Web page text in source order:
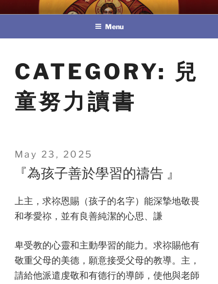
to
教區婚姻與家庭牧民委員會
Menu
CATEGORY: 兒
童努力讀書
Posted
on
May 23, 2025
『為孩子善於學習的禱告 』
上主，求祢恩賜（孩子的名字）能深摯地敬畏
和孝愛祢，並有良善純潔的心思、謙
卑受教的心靈和主動學習的能力。求祢賜他有
敬重父母的美德，願意接受父母的教導。主，
請給他派遣虔敬和有德行的導師，使他與老師